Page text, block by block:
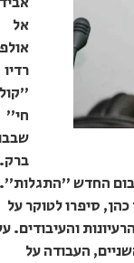
אל
רדיו
"קול
חי"
ברק.
החדש "התגלות".
סיפרו לטוקר על
והעיבודים.
העבודה על